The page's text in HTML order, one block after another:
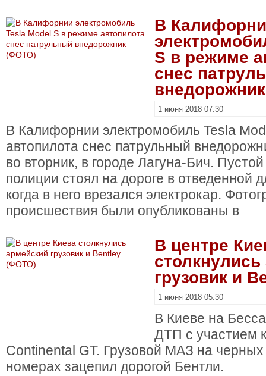
В
S в режиме
снес
1 июня 2018 07:30
В Калифорнии электромобиль Tesla
автопилота снес патрульный
во вторник, в городе Лагуна-Бич.
полиции стоял на дороге в отведенной
когда в него врезался электрокар.
происшествия были опубликованы в
В центре
грузовик и
1 июня 2018 05:30
В Киеве на
ДТП с участием
Continental GT. Грузовой МАЗ на
номерах зацепил дорогой Бентли.